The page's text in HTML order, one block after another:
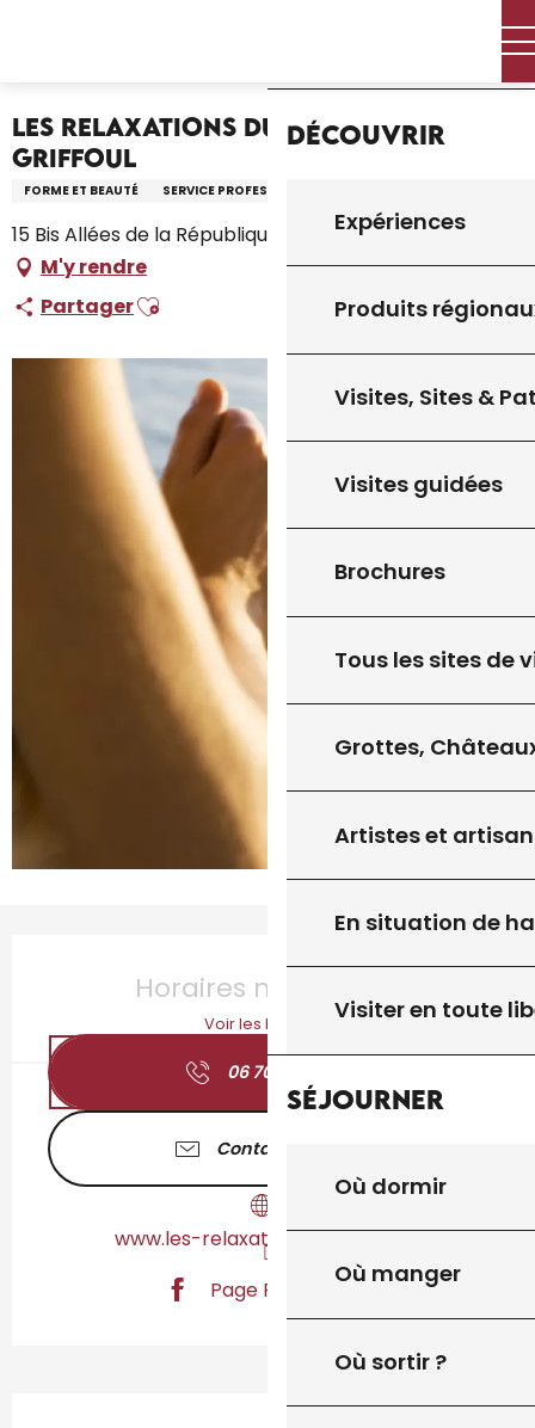
Découvrir
Expériences
Produits
Visites, Sites &
Visites guidées
Brochures
Tous les sites de
Grottes,
Artistes et
En situation de
Visiter en toute
Séjourner
Où dormir
Où manger
Où sortir ?
Les Relaxations du Lot Nathalie
Griffoul
FORME ET BEAUTÉ SERVICE PROFESSIONNEL
15 Bis Allées de la République, 46300 Gourdon
M'y rendre
PartagerAjouter aux favoris
Horaires non définis
Voir les horaires
06 70 37 35
Contactez-nous
www.les-relaxations-du-lot.com
Page Facebook